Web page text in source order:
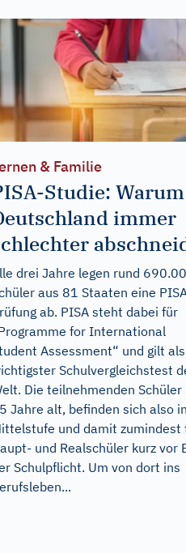
& Familie
Studie: Warum
immer
drei Jahre legen rund
aus 81 Staaten eine
ab. PISA steht dabei für
for International
Assessment“ und gilt als
Schulvergleichstest
Die teilnehmenden Schüler
Jahre alt, befinden sich also
und damit zumindest
und Realschüler kurz vor
Schulpflicht. Um von dort ins